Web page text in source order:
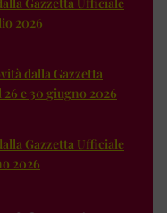
2026
dalla Gazzetta
e 30 giugno 2026
Gazzetta Ufficiale
2026